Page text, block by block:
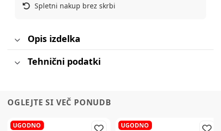
Spletni nakup brez skrbi
Opis izdelka
Tehnični podatki
OGLEJTE SI VEČ PONUDB
UGODNO UGODNO